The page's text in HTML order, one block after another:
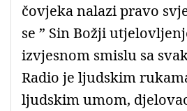
čovjeka nalazi pravo
se ” Sin Božji
izvjesnom smislu sa
Radio je ljudskim
ljudskim umom,